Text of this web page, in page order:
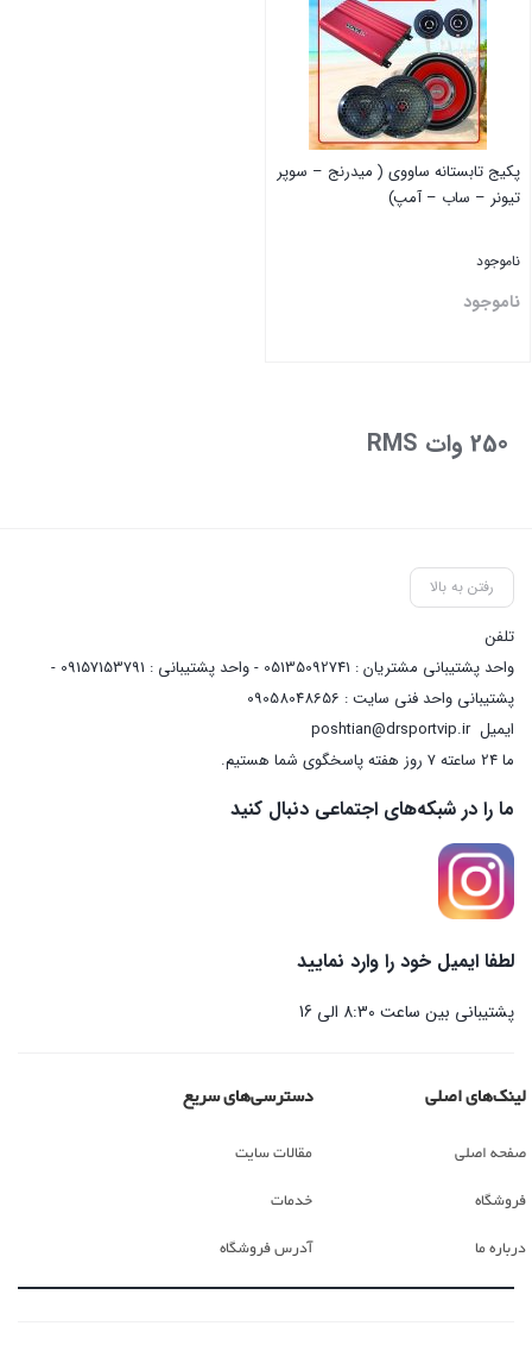
پکیج تابستانه ساووی ( میدرنج – سوپر
تیونر – ساب – آمپ)
ناموجود
ناموجود
250 وات RMS
رفتن به بالا
تلفن
واحد پشتیبانی مشتریان : 05135092741 - واحد پشتیبانی : 09157153791 -
پشتیبانی واحد فنی سایت : 09058048656
ایمیلposhtian@drsportvip.ir
ما 24 ساعته 7 روز هفته پاسخگوی شما هستیم.
ما را در شبکه‌های اجتماعی دنبال کنید
لطفا ایمیل خود را وارد نمایید
پشتیبانی بین ساعت 8:30 الی 16
لینک‌های اصلی
صفحه اصلی
فروشگاه
درباره ما
دسترسی‌های سریع
مقالات سایت
خدمات
آدرس فروشگاه